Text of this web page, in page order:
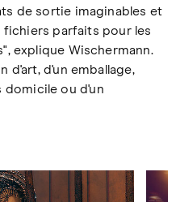
de sortie imaginables et
fichiers parfaits pour les
explique Wischermann.
d'art, d'un emballage,
domicile ou d'un